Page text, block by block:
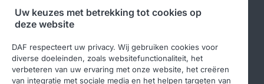
Volg ons
Uw keuzes met betrekking tot cookies op
deze website
DAF respecteert uw privacy. Wij gebruiken cookies voor
diverse doeleinden, zoals websitefunctionaliteit, het
verbeteren van uw ervaring met onze website, het creëren
van integratie met sociale media en het helpen targeten van